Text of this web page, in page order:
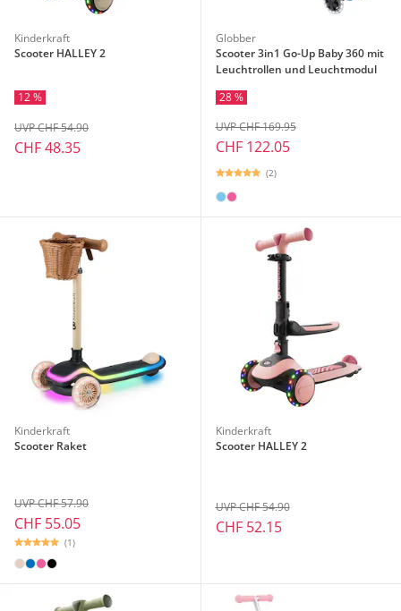
Kinderkraft
Scooter HALLEY 2
12 %
CHF 48.35
UVP CHF 54.90
Globber
Scooter 3in1 Go-Up Baby 360 mit
Leuchtrollen und Leuchtmodul
28 %
CHF 122.05
UVP CHF 169.95
(2)
Kinderkraft
Scooter Raket
CHF 55.05
UVP CHF 57.90
(1)
Kinderkraft
Scooter HALLEY 2
CHF 52.15
UVP CHF 54.90